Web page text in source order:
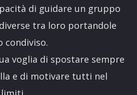
di guidare un gruppo
tra loro portandole
condiviso.
voglia di spostare sempre
e di motivare tutti nel